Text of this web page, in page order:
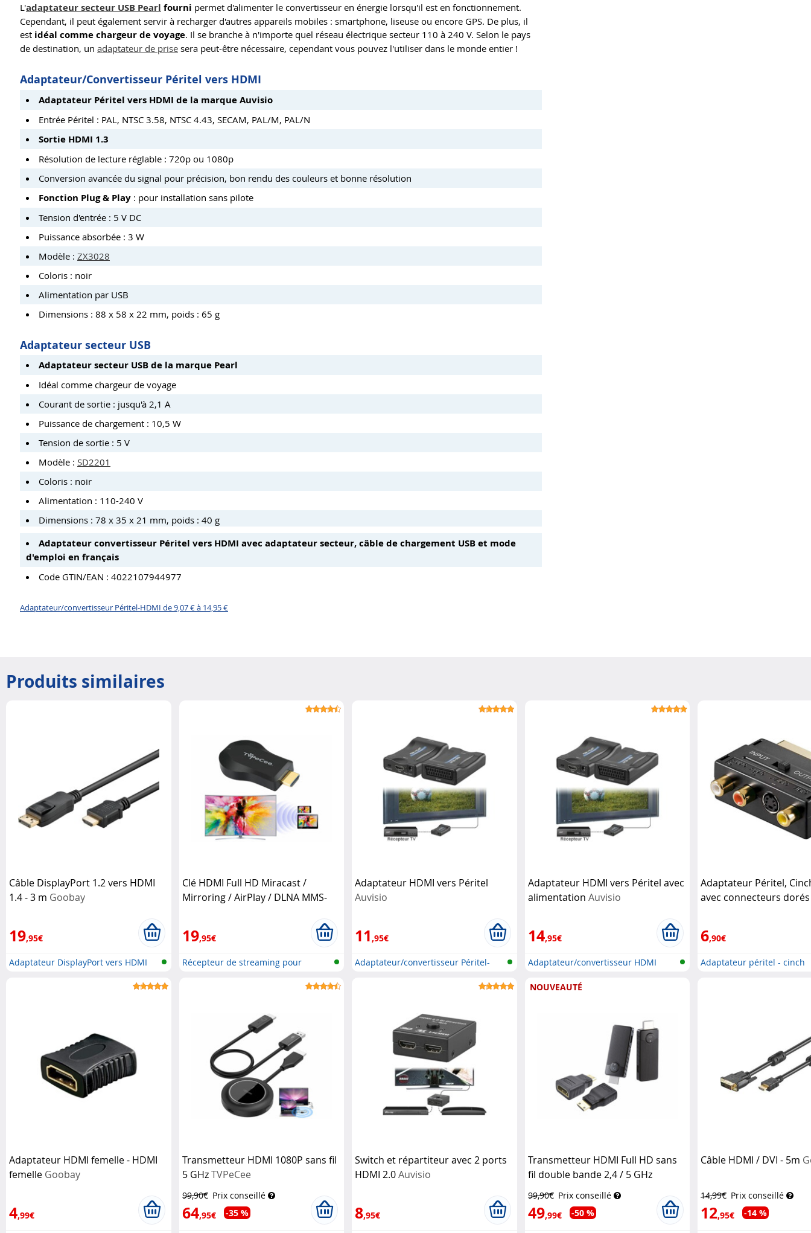
L'adaptateur secteur USB Pearl fourni permet d'alimenter le convertisseur en énergie lorsqu'il est en fonctionnement.
Cependant, il peut également servir à recharger d'autres appareils mobiles : smartphone, liseuse ou encore GPS. De plus, il
est idéal comme chargeur de voyage. Il se branche à n'importe quel réseau électrique secteur 110 à 240 V. Selon le pays
de destination, un adaptateur de prise sera peut-être nécessaire, cependant vous pouvez l'utiliser dans le monde entier !
Adaptateur/Convertisseur Péritel vers HDMI
Adaptateur Péritel vers HDMI de la marque Auvisio
Entrée Péritel : PAL, NTSC 3.58, NTSC 4.43, SECAM, PAL/M, PAL/N
Sortie HDMI 1.3
Résolution de lecture réglable : 720p ou 1080p
Conversion avancée du signal pour précision, bon rendu des couleurs et bonne résolution
Fonction Plug & Play : pour installation sans pilote
Tension d'entrée : 5 V DC
Puissance absorbée : 3 W
Modèle : ZX3028
Coloris : noir
Alimentation par USB
Dimensions : 88 x 58 x 22 mm, poids : 65 g
Adaptateur secteur USB
Adaptateur secteur USB de la marque Pearl
Idéal comme chargeur de voyage
Courant de sortie : jusqu'à 2,1 A
Puissance de chargement : 10,5 W
Tension de sortie : 5 V
Modèle : SD2201
Coloris : noir
Alimentation : 110-240 V
Dimensions : 78 x 35 x 21 mm, poids : 40 g
Adaptateur convertisseur Péritel vers HDMI avec adaptateur secteur, câble de chargement USB et mode
d'emploi en français
Code GTIN/EAN : 4022107944977
Adaptateur/convertisseur Péritel-HDMI de 9,07 € à 14,95 €
Produits similaires
Câble DisplayPort 1.2 vers HDMI
1.4 - 3 m Goobay
19,95€
Adaptateur DisplayPort vers HDMI
Clé HDMI Full HD Miracast /
Mirroring / AirPlay / DLNA MMS-
19,95€
Récepteur de streaming pour
Adaptateur HDMI vers Péritel
Auvisio
11,95€
Adaptateur/convertisseur Péritel-
Adaptateur HDMI vers Péritel avec
alimentation Auvisio
14,95€
Adaptateur/convertisseur HDMI
Adaptateur Péritel,
avec connecteurs
6,90€
Adaptateur péritel - cinch
Adaptateur HDMI femelle - HDMI
femelle Goobay
4,99€
Transmetteur HDMI 1080P sans fil
5 GHzTVPeCee
99,90€ Prix conseillé
64,95€ -35 %
Switch et répartiteur avec 2 ports
HDMI 2.0Auvisio
8,95€
NOUVEAUTÉ
Transmetteur HDMI Full HD sans
fil double bande 2,4 / 5 GHz
99,90€ Prix conseillé
49,99€ -50 %
Câble HDMI / DVI - 5m
14,99€ Prix conseillé
12,95€ -14 %